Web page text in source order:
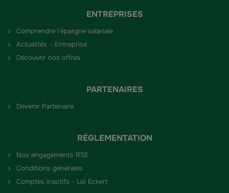
ENTREPRISES
Comprendre l'épargne salariale
Actualités – Entreprise
Découvrir nos offres
PARTENAIRES
Devenir Partenaire
RÉGLEMENTATION
Nos engagements RSE
Conditions générales
Comptes inactifs - Loi Eckert